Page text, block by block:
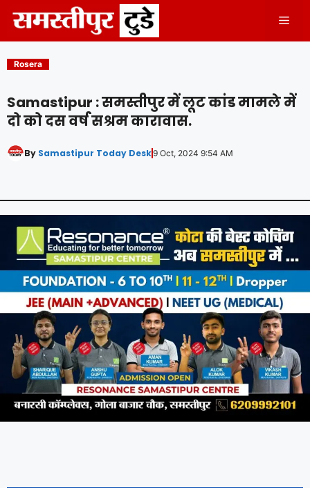
content
Rosera
Samastipur : समस्तीपुर में लूट कांड मामले में
दो को दस वर्ष सश्रम कारावास.
By Samastipur Today Desk9 Oct, 2024 9:54 AM